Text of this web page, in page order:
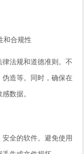
和合规性
法规和道德准则。不
造等。同时，确保在
数据。
全的软件。避免使用